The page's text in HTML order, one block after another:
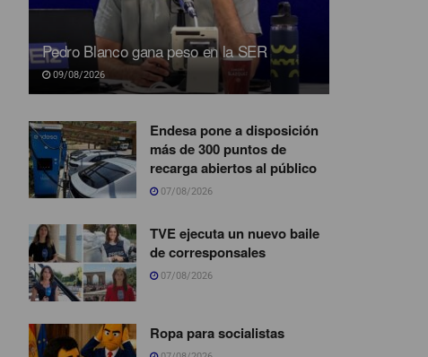
Pedro Blanco gana peso en la SER
09/08/2026
Endesa pone a disposición
más de 300 puntos de
recarga abiertos al público
07/08/2026
TVE ejecuta un nuevo baile
de corresponsales
07/08/2026
Ropa para socialistas